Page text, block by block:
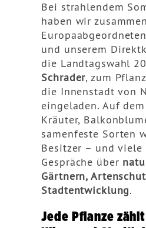
Bei strahlendem
haben wir
und unserem
die Landtagswahl
Schrader, zum
die Innenstadt von
eingeladen. Auf
Kräuter,
samenfeste Sorten
Besitzer – und viele
Gespräche über
Gärtnern,
Stadtentwicklung.
Jede Pflanze